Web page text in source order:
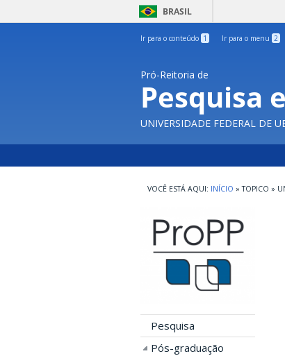
BRASIL
Ir para o conteúdo 1 Ir para o menu 2
Pró-Reitoria de
Pesquisa
UNIVERSIDADE FEDERAL DE
INÍCIO » TOPICO »
Pesquisa
Pós-graduação